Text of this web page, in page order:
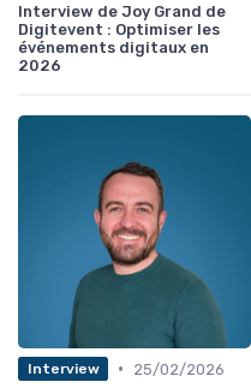
Interview de Joy Grand de
Digitevent : Optimiser les
événements digitaux en
2026
Interview •
25/02/2026